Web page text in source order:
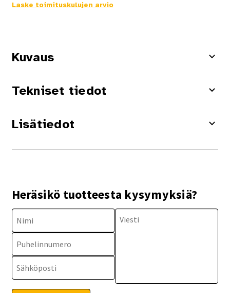
Laske toimituskulujen arvio
Kuvaus
Tekniset tiedot
Lisätiedot
Heräsikö tuotteesta kysymyksiä?